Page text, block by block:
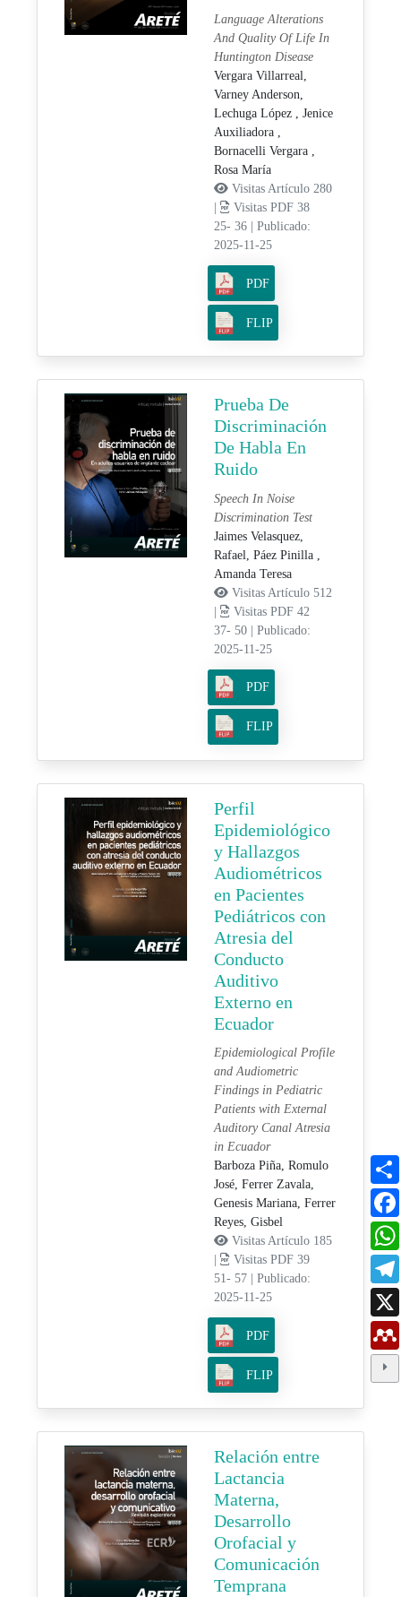
Language Alterations
And Quality Of Life In
Huntington Disease
Vergara Villarreal,
Varney Anderson,
Lechuga López , Jenice
Auxiliadora ,
Bornacelli Vergara ,
Rosa María
Visitas Artículo 280
Visitas PDF 38
25- 36
Publicado:
2025-11-25
PDF
FLIP
Prueba De
Discriminación
De Habla En
Ruido
Speech In Noise
Discrimination Test
Jaimes Velasquez,
Rafael, Páez Pinilla ,
Amanda Teresa
Visitas Artículo 512
|
Visitas PDF 42
37- 50 | Publicado:
2025-11-25
PDF
FLIP
Perfil
Epidemiológico
y Hallazgos
Audiométricos
en Pacientes
Pediátricos con
Atresia del
Conducto
Auditivo
Externo en
Ecuador
Epidemiological Profile
and Audiometric
Findings in Pediatric
Patients with External
Auditory Canal Atresia
in Ecuador
Barboza Piña, Romulo
José, Ferrer Zavala,
Genesis Mariana, Ferrer
Reyes, Gisbel
Visitas Artículo 185
Visitas PDF 39
51- 57
Publicado:
2025-11-25
PDF
FLIP
Relación entre
Lactancia
Materna,
Desarrollo
Orofacial y
Comunicación
Temprana